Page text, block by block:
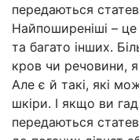
передаються
Найпоширеніші – це
та багато інших.
кров чи речовини,
Але є й такі, які
шкіри. І якщо ви
передаються